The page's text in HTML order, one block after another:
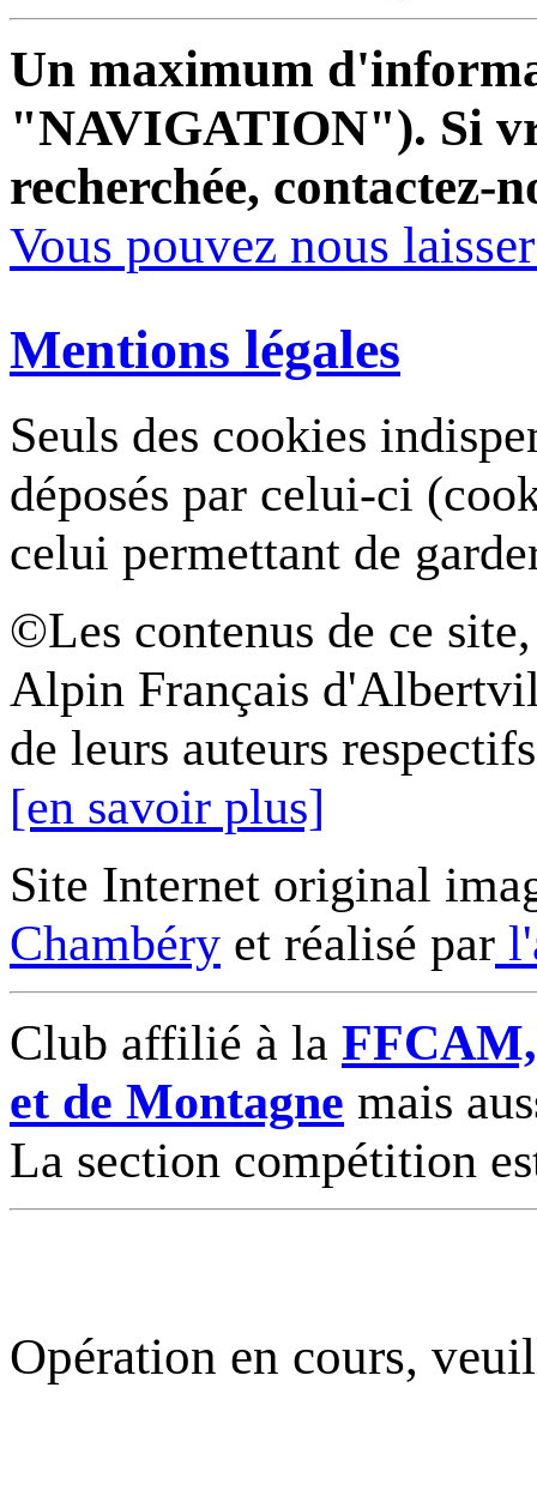
Un maximum
"NAVIGATION"). Si
recherchée, contactez-
Vous pouvez nous
Mentions légales
Seuls des cookies
déposés par celui-ci
celui permettant de
©Les contenus de ce
Alpin Français
de leurs auteurs
[en savoir plus]
Site Internet original
Chambéry et réalisé par
Club affilié à la
et de Montagne mais
La section compétition
Opération en cours,